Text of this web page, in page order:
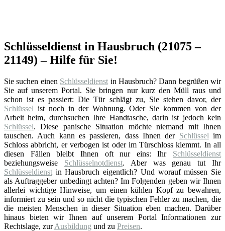
Schlüsseldienst in Hausbruch (21075 –
21149) – Hilfe für Sie!
Sie suchen einen Schlüsseldienst in Hausbruch? Dann begrüßen wir
Sie auf unserem Portal. Sie bringen nur kurz den Müll raus und
schon ist es passiert: Die Tür schlägt zu, Sie stehen davor, der
Schlüssel ist noch in der Wohnung. Oder Sie kommen von der
Arbeit heim, durchsuchen Ihre Handtasche, darin ist jedoch kein
Schlüssel. Diese panische Situation möchte niemand mit Ihnen
tauschen. Auch kann es passieren, dass Ihnen der Schlüssel im
Schloss abbricht, er verbogen ist oder im Türschloss klemmt. In all
diesen Fällen bleibt Ihnen oft nur eins: Ihr Schlüsseldienst
beziehungsweise Schlüsselnotdienst. Aber was genau tut Ihr
Schlüsseldienst in Hausbruch eigentlich? Und worauf müssen Sie
als Auftraggeber unbedingt achten? Im Folgenden geben wir Ihnen
allerlei wichtige Hinweise, um einen kühlen Kopf zu bewahren,
informiert zu sein und so nicht die typischen Fehler zu machen, die
die meisten Menschen in dieser Situation eben machen. Darüber
hinaus bieten wir Ihnen auf unserem Portal Informationen zur
Rechtslage, zurAusbildung und zu Preisen.